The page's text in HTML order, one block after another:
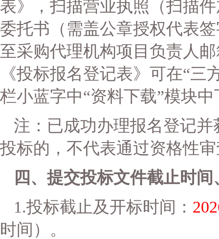
表》，扫描营业执照（扫描
委托书（需盖公章授权代表
至采购代理机构项目负责人邮
《投标报名登记表》可在“
栏小蓝字中“资料下载”模块
注：已成功办理报名登记
投标的，不代表通过资格性
四、提交投标文件截止时间
1.投标截止及开标时间：
时间）。